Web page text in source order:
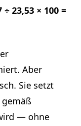
23,53 × 100 =
Aber
Sie setzt
— ohne